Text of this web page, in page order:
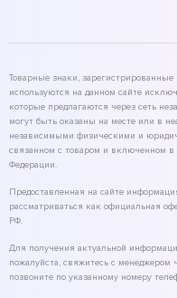
Товарные знаки, зарегистрированные
используются на данном сайте
которые предлагаются через сеть
могут быть оказаны на месте или в
независимыми физическими и
связанном с товаром и включенном в
Федерации.
Предоставленная на сайте
рассматриваться как официальная
РФ.
Для получения актуальной
пожалуйста, свяжитесь с менеджером
позвоните по указанному номеру